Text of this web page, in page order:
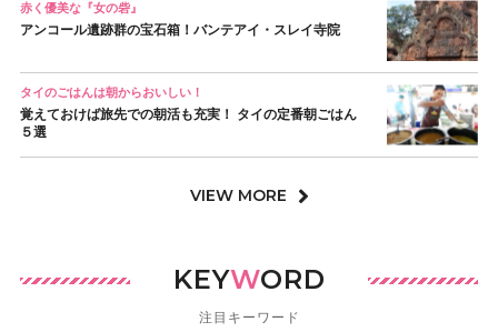
赤く優美な『女の砦』
アンコール遺跡群の宝石箱！バンテアイ・スレイ寺院
タイのごはんは朝からおいしい！
覚えておけば旅先での朝活も充実！ タイの定番朝ごはん
５選
VIEW MORE
KEYWORD
注目キーワード